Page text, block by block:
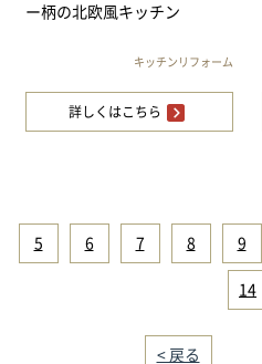
ー柄の北欧風キッチン
キッチンリフォーム
詳しくはこちら
5 6 7 8 9
14
< 戻る